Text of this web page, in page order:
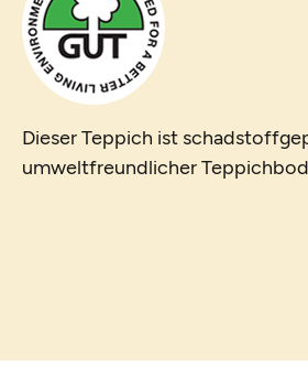
Dieser Teppich ist
umweltfreundlicher